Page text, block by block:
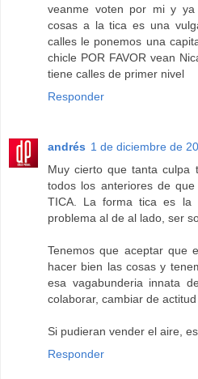
veanme voten por mi y
cosas a la tica es una
calles le ponemos una
chicle POR FAVOR vean
tiene calles de primer nivel
Responder
andrés 1 de diciembre de
Muy cierto que tanta culpa
todos los anteriores de
TICA. La forma tica es la
problema al de al lado, ser
Tenemos que aceptar que
hacer bien las cosas y
esa vagabunderia innata
colaborar, cambiar de
Si pudieran vender el aire,
Responder